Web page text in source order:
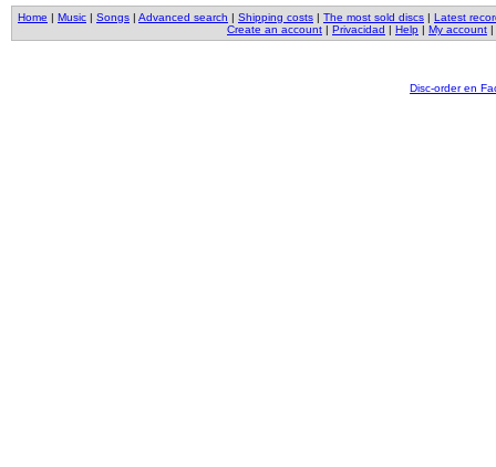
Home | Music | Songs | Advanced search | Shipping costs | The most sold discs | Latest
Create an account | Privacidad | Help | My account |
Disc-order en